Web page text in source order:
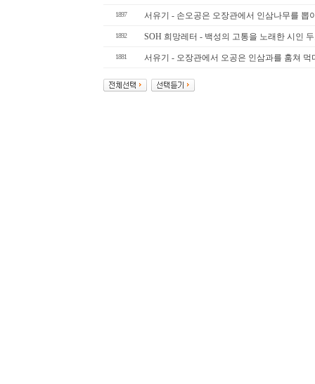
1897 서유기 - 손오공은 오장관에서 인삼나무를 뽑
1892 SOH 희망레터 - 백성의 고통을 노래한 시인
1881 서유기 - 오장관에서 오공은 인삼과를 훔쳐 먹